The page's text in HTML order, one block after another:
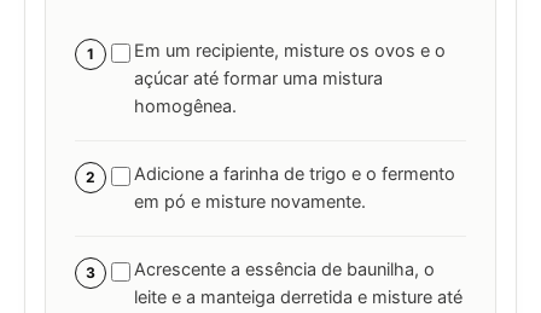
1
Em um recipiente, misture os ovos e o
açúcar até formar uma mistura
homogênea.
2
Adicione a farinha de trigo e o fermento
em pó e misture novamente.
3
Acrescente a essência de baunilha, o
leite e a manteiga derretida e misture até